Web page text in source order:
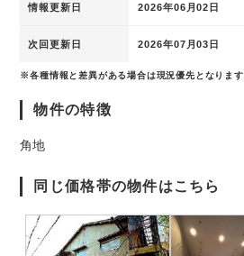
情報更新日 2026年06月02日
次回更新日 2026年07月03日
※各種情報と差異がある場合は現況優先となります
物件の特徴
角地
同じ価格帯の物件はこちら